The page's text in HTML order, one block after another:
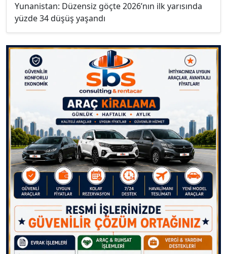
Yunanistan: Düzensiz göçte 2026’nın ilk yarısında
yüzde 34 düşüş yaşandı